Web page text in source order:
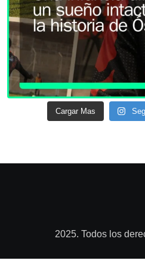
Cargar Mas
2025. Todos los